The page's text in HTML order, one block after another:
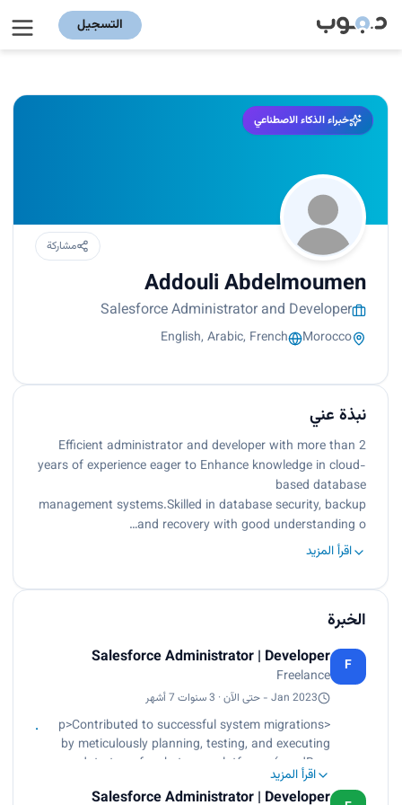
التسجيل
خبراء الذكاء الاصطناعي
مشاركة
Addouli Abdelmoumen
Salesforce Administrator and Developer
Morocco
English, Arabic, French
نبذة عني
Efficient administrator and developer with more than 2
years of experience eager to Enhance knowledge in cloud-
based database
management systems.Skilled in database security, backup
and recovery with good understanding o…
اقرأ المزيد
الخبرة
F
Salesforce Administrator | Developer
Freelance
Jan 2023 - حتى الآن · 3 سنوات 7 أشهر
<p>Contributed to successful system migrations
by meticulously planning, testing, and executing
data transfers between platforms (sandBox,
Flows, Apex, REST )<br>
اقرأ المزيد
Salesforce Administrator | Developer